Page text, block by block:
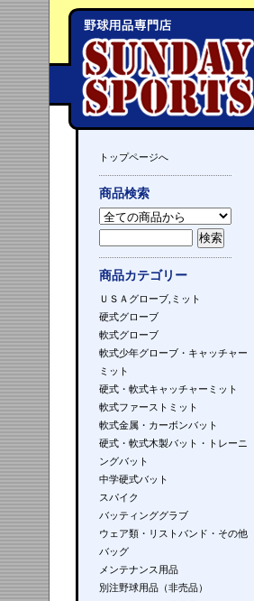
トップページへ
商品検索
商品カテゴリー
ＵＳＡグローブ,ミット
硬式グローブ
軟式グローブ
軟式少年グローブ・キャッチャー
ミット
硬式・軟式キャッチャーミット
軟式ファーストミット
軟式金属・カーボンバット
硬式・軟式木製バット・トレーニ
ングバット
中学硬式バット
スパイク
バッティンググラブ
ウェア類・リストバンド・その他
バッグ
メンテナンス用品
別注野球用品（非売品）